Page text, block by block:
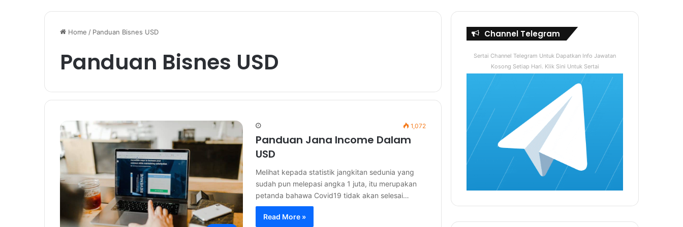
Home / Panduan Bisnes USD
Panduan Bisnes USD
1,072
Panduan Jana Income Dalam
USD
Melihat kepada statistik jangkitan sedunia yang
sudah pun melepasi angka 1 juta, itu merupakan
petanda bahawa Covid19 tidak akan selesai…
Read More »
Channel Telegram
Sertai Channel Telegram Untuk Dapatkan Info Jawatan
Kosong Setiap Hari. Klik Sini Untuk Sertai